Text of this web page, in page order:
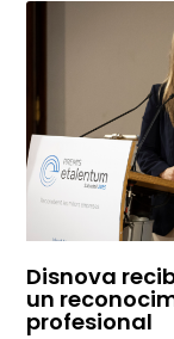
Disnova
un
profesional